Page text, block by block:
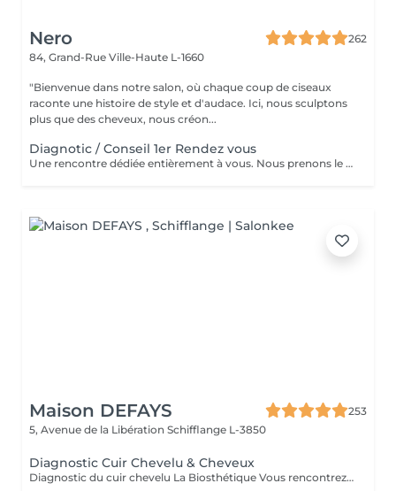
Nero
262
84, Grand-Rue Ville-Haute L-1660
"Bienvenue dans notre salon, où chaque coup de ciseaux
raconte une histoire de style et d'audace. Ici, nous sculptons
plus que des cheveux, nous créon...
Diagnotic / Conseil 1er Rendez vous
Une rencontre dédiée entièrement à vous. Nous prenons le temps d'analyser votre chevelure, de comprendre vos habitudes et d'échanger sur vos envies pour définir ensemble la routine et le style qui vous correspondent vraiment. Un moment privilégié pour poser les bases d'un suivi sur mesure.
Maison DEFAYS
253
5, Avenue de la Libération Schifflange L-3850
Diagnostic Cuir Chevelu & Cheveux
Diagnostic du cuir chevelu La Biosthétique Vous rencontrez des problèmes au niveau du cuir chevelu ? Cheveux gras, pellicules, démangeaisons ou sécheresse cutanée ? Profitez de notre diagnostic professionnel du cuir chevelu pour identifier les causes et trouver des solutions adaptées à vos besoins. Grâce à une analyse précise, nous vous proposons des recommandations personnalisées pour retrouver un cuir chevelu sain et équilibré. N'hésitez pas à réserver votre rendez-vous dès maintenant